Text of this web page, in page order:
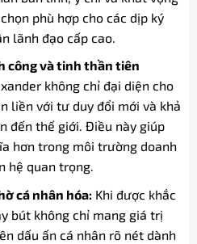
phù hợp cho các dịp ký
lãnh đạo cấp cao.
công và tinh thần tiên
không chỉ đại diện cho
liền với tư duy đổi mới và khả
đến thế giới. Điều này giúp
hơn trong môi trường doanh
hệ quan trọng.
cá nhân hóa: Khi được khắc
bút không chỉ mang giá trị
dấu ấn cá nhân rõ nét dành